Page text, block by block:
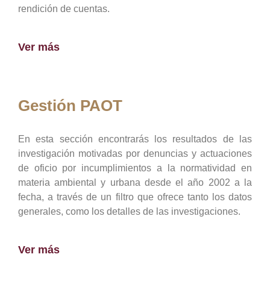
rendición de cuentas.
Ver más
Gestión PAOT
En esta sección encontrarás los resultados de las
investigación motivadas por denuncias y actuaciones
de oficio por incumplimientos a la normatividad en
materia ambiental y urbana desde el año 2002 a la
fecha, a través de un filtro que ofrece tanto los datos
generales, como los detalles de las investigaciones.
Ver más